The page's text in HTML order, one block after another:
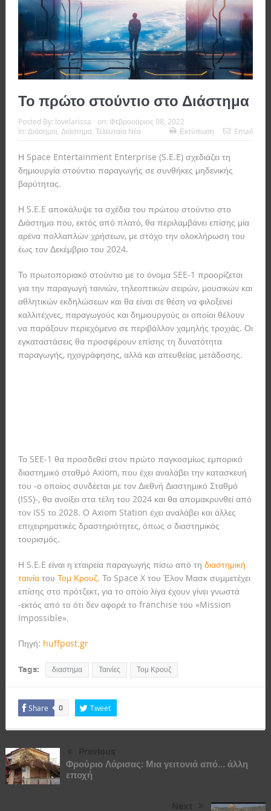
Το πρώτο στούντιο στο Διάστημα
Posted By: lovelarissa on: Φεβρουάριος 08, 2022
In: Διάσημοι Διάστημα Τελευταία Νέα Εκτύπωση Email
Η Space Entertainment Enterprise (S.E.E) σχεδιάζει τη
δημιουργία στούντιο παραγωγής σε συνθήκες μηδενικής
βαρύτητας.
Η S.E.E αποκάλυψε τα σχέδια του πρώτου στούντιο στο
Διάστημα που, εκτός από πλατό, θα περιλαμβάνει επίσης μία
αρένα πολλαπλών χρήσεων, με στόχο την ολοκλήρωση του
έως τον Δεκέμβριο του 2024.
Το πρωτοποριακό στούντιο με το όνομα SEE-1 προορίζεται
για την παραγωγή ταινιών, τηλεοπτικών σειρών, μουσικών και
αθλητικών εκδηλώσεων και θα είναι σε θέση να φιλοξενεί
καλλιτέχνες, παραγωγούς και δημιουργούς οι οποίοι θέλουν
να παράξουν περιεχόμενο σε περιβάλλον χαμηλής τροχιάς. Οι
εγκαταστάσεις θα προσφέρουν επίσης τη δυνατότητα
παραγωγής, ηχογράφησης, αλλά και απευθείας μετάδοσης.
Το SEE-1 θα προσδεθεί στον πρώτο παγκοσμίως εμπορικό
διαστημικό σταθμό Axiom, που έχει αναλάβει την κατασκευή
του -ο οποίος συνδέεται με τον Διεθνή Διαστημικό Σταθμό
(ISS)-, θα ανοίξει στα τέλη του 2024 και θα απομακρυνθεί από
τον ISS το 2028. Ο Axiom Station έχει αναλάβει και άλλες
επιχειρηματικές δραστηριότητες, όπως ο διαστημικός
τουρισμός.
Η S.E.E είναι η εταιρεία παραγωγής πίσω από τη διαστημική
ταινίατου Τομ Κρουζ. Το Space X του Έλον Μασκ συμμετέχει
επίσης στο πρότζεκτ, για το οποίο λίγα έχουν γίνει γνωστά
-εκτός από το ότι δεν αφορά το franchise του «Mission
Impossible».
Πηγή: huffpost.gr
Tags: διαστημα Ταινίες Τομ Κρουζ
Share 0 Tweet
Φρούριο Λάρισας: Μια γειτονιά από… άλλη
εποχή